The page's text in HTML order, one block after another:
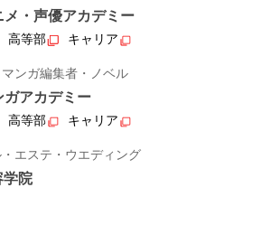
・声優アカデミー
高等部 キャリア
ンガ編集者・ノベル
アカデミー
高等部 キャリア
エステ・ウエディング
学院